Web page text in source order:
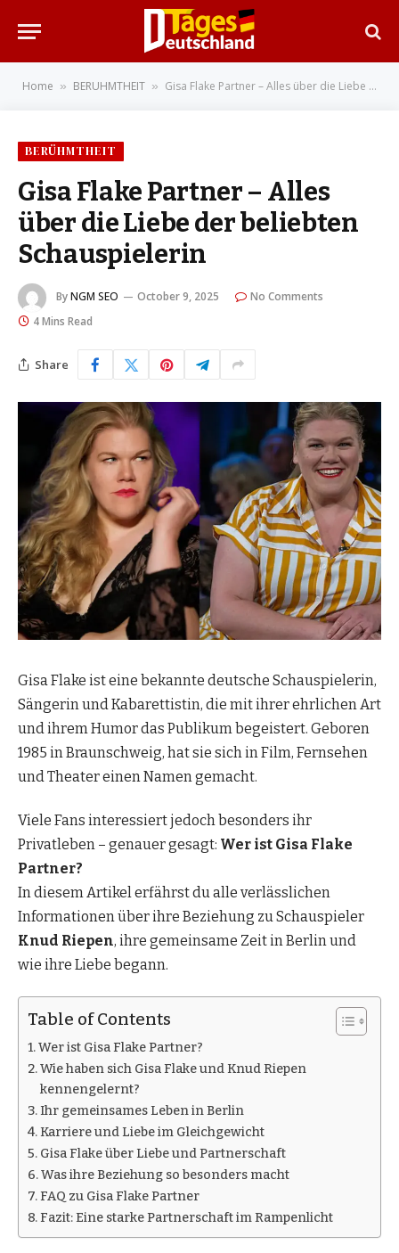
Home » BERÜHMTHEIT » Gisa Flake Partner – Alles über die Liebe der beliebten Schauspielerin
BERÜHMTHEIT
Gisa Flake Partner – Alles
über die Liebe der beliebten
Schauspielerin
ByNGM SEO October 9, 2025
No Comments
4 Mins Read
Share
Gisa Flake ist eine bekannte deutsche Schauspielerin,
Sängerin und Kabarettistin, die mit ihrer ehrlichen Art
und ihrem Humor das Publikum begeistert. Geboren
1985 in Braunschweig, hat sie sich in Film, Fernsehen
und Theater einen Namen gemacht.
Viele Fans interessiert jedoch besonders ihr
Privatleben – genauer gesagt: Wer ist Gisa Flake
Partner?
In diesem Artikel erfährst du alle verlässlichen
Informationen über ihre Beziehung zu Schauspieler
Knud Riepen, ihre gemeinsame Zeit in Berlin und
wie ihre Liebe begann.
Table of Contents
Wer ist Gisa Flake Partner?
Wie haben sich Gisa Flake und Knud Riepen
kennengelernt?
Ihr gemeinsames Leben in Berlin
Karriere und Liebe im Gleichgewicht
Gisa Flake über Liebe und Partnerschaft
Was ihre Beziehung so besonders macht
FAQ zu Gisa Flake Partner
Fazit: Eine starke Partnerschaft im Rampenlicht